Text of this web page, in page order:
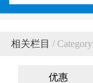
相关栏目 / Category
优惠